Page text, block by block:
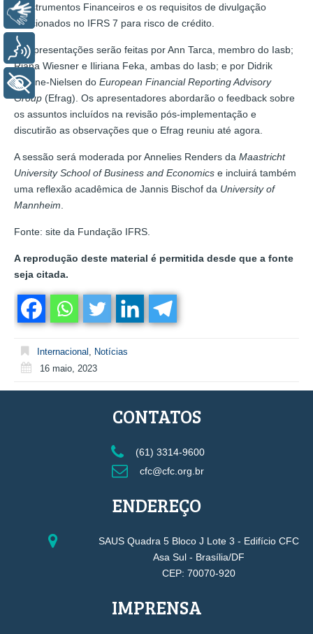
9 Instrumentos Financeiros e os requisitos de divulgação
relacionados no IFRS 7 para risco de crédito.
As apresentações serão feitas por Ann Tarca, membro do Iasb;
Riana Wiesner e Iliriana Feka, ambas do Iasb; e por Didrik
Thrane-Nielsen do European Financial Reporting Advisory
Group (Efrag). Os apresentadores abordarão o feedback sobre
os assuntos incluídos na revisão pós-implementação e
discutirão as observações que o Efrag reuniu até agora.
A sessão será moderada por Annelies Renders da Maastricht
University School of Business and Economics e incluirá também
uma reflexão acadêmica de Jannis Bischof da University of
Mannheim
Fonte: site da Fundação IFRS.
A reprodução deste material é permitida desde que a fonte
seja citada.
Internacional
Notícias
16 maio, 2023
CONTATOS
(61) 3314-9600
cfc@cfc.org.br
ENDEREÇO
SAUS Quadra 5 Bloco J Lote 3 - Edifício CFC
Asa Sul - Brasília/DF
CEP: 70070-920
IMPRENSA
Libras
Voz
+ Acessibilidade